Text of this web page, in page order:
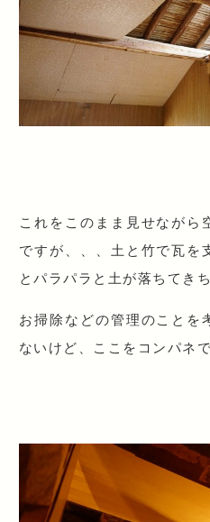
これをこのまま見せながら
ですが、、、土と竹で瓦を
とパラパラと土が落ちてき
お掃除などの管理のことを
ないけど、ここをコンパネで